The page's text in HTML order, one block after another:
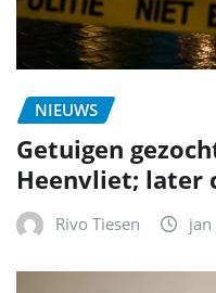
NIEUWS
Getuigen
Heenvliet; later
Rivo Tiesen